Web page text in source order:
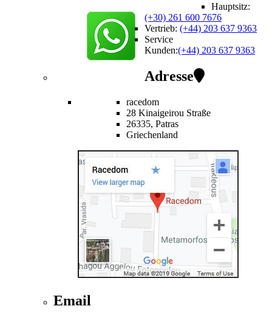
Hauptsitz:
(+30) 261 600 7676
Vertrieb: (+44) 203 637 9363
Service
Kunden:(+44) 203 637 9363
Adresse
racedom
28 Kinaigeirou Straße
26335, Patras
Griechenland
Email